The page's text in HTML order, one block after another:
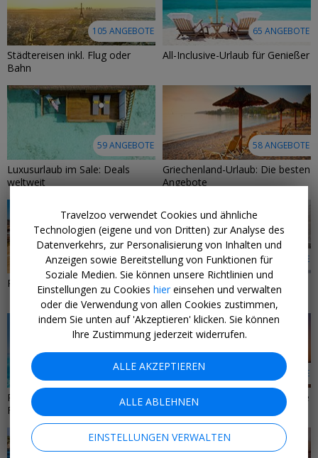
105 ANGEBOTE
Städtereisen inkl. Flug oder
Bahn
65 ANGEBOTE
All-Inclusive-Urlaub für Genießer
59 ANGEBOTE
Luxusurlaub im Sale: Deals
weltweit
58 ANGEBOTE
Griechenland-Urlaub: Die besten
Angebote
58 ANGEBOTE
Reiseziele mit Sonnengarantie
51 ANGEBOTE
Deal-Tipps der Travelzoo-
Experten
45 ANGEBOTE
Reisen mit Kindern –
Familienurlaub jetzt günstig
buchen
43 ANGEBOTE
Reisen für Paare & romantische
Hotels mit Flug
Travelzoo verwendet Cookies und ähnliche
Technologien (eigene und von Dritten) zur Analyse des
Datenverkehrs, zur Personalisierung von Inhalten und
Anzeigen sowie Bereitstellung von Funktionen für
Soziale Medien. Sie können unsere Richtlinien und
Einstellungen zu Cookies hiereinsehen und verwalten
oder die Verwendung von allen Cookies zustimmen,
indem Sie unten auf 'Akzeptieren' klicken. Sie können
Ihre Zustimmung jederzeit widerrufen.
ALLE AKZEPTIEREN
ALLE ABLEHNEN
EINSTELLUNGEN VERWALTEN